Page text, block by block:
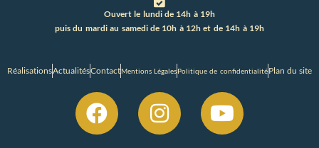
Ouvert le lundi de 14h à 19h
puis du mardi au samedi de 10h à 12h et de 14h à 19h
RéalisationsActualitésContactMentions LégalesPolitique de confidentialitéPlan du site